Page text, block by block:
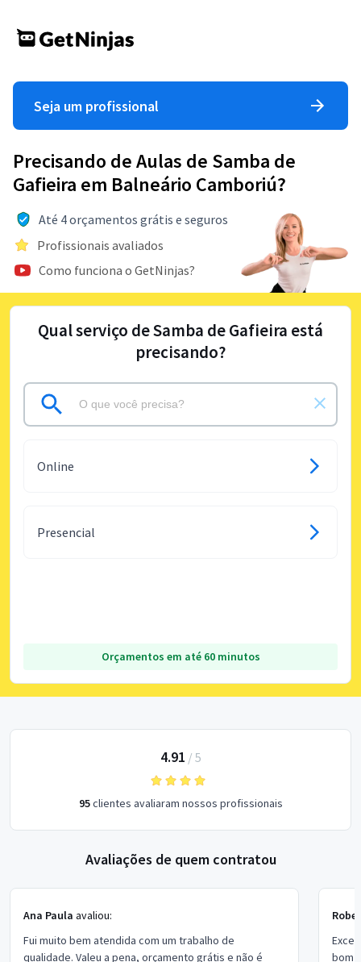
Seja um profissional
Precisando de Aulas de Samba de
Gafieira em Balneário Camboriú?
Até 4 orçamentos grátis e seguros
Profissionais avaliados
Como funciona o GetNinjas?
Qual serviço de Samba de Gafieira está
precisando?
Online
Presencial
Orçamentos em até 60 minutos
4.91 / 5
95clientes avaliaram nossos profissionais
Avaliações de quem contratou
Ana Paula avaliou:
Fui muito bem atendida com um trabalho de
qualidade. Valeu a pena, orçamento grátis e não é
bom